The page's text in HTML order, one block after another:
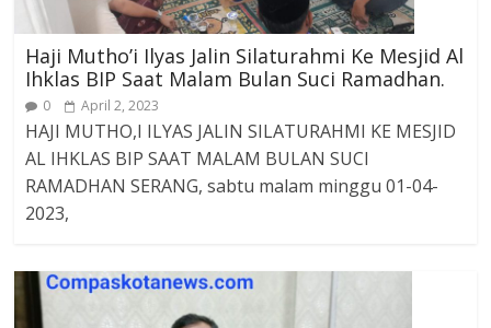
Haji Mutho’i Ilyas Jalin Silaturahmi Ke Mesjid Al
Ihklas BIP Saat Malam Bulan Suci Ramadhan.
0 April 2, 2023
HAJI MUTHO,I ILYAS JALIN SILATURAHMI KE MESJID
AL IHKLAS BIP SAAT MALAM BULAN SUCI
RAMADHAN SERANG, sabtu malam minggu 01-04-
2023,